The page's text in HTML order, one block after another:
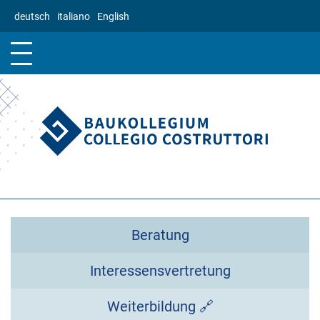
zum
deutsch italiano English
Beratung
Interessensvertretung
Weiterbildung 🔗